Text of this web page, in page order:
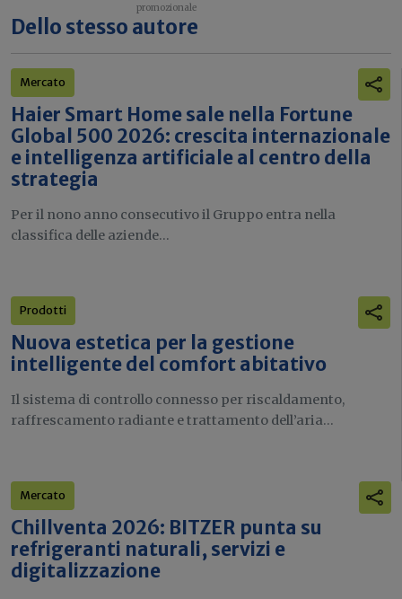
Dello stesso autore
Mercato
Haier Smart Home sale nella Fortune
Global 500 2026: crescita internazionale
e intelligenza artificiale al centro della
strategia
Per il nono anno consecutivo il Gruppo entra nella
classifica delle aziende...
Prodotti
Nuova estetica per la gestione
intelligente del comfort abitativo
Il sistema di controllo connesso per riscaldamento,
raffrescamento radiante e trattamento dell’aria...
Mercato
Chillventa 2026: BITZER punta su
refrigeranti naturali, servizi e
digitalizzazione